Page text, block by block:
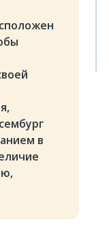
в